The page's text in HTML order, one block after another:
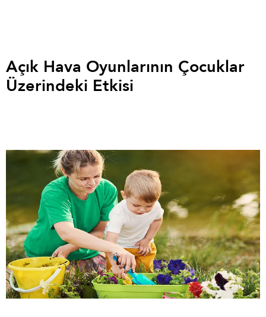
Açık Hava Oyunlarının Çocuklar
Üzerindeki Etkisi